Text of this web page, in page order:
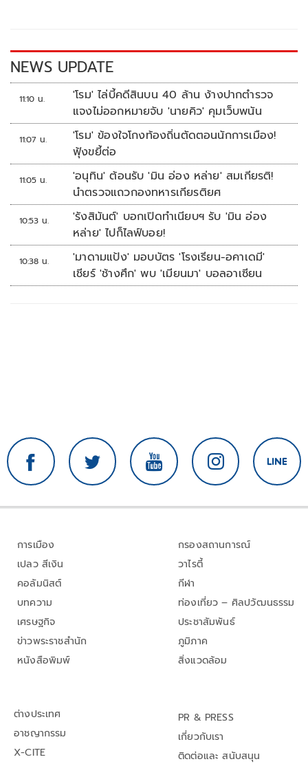
k k
NEWS UPDATE
11:10 น.
'โรม' ไล่บี้คดีสินบน 40 ล้าน ง้างปากตำรวจ
แจงไม่ออกหมายจับ 'นายคิว' คุมเว็บพนัน
11:07 น.
'โรม' ข้องใจโกงท้องถิ่นตัดตอนนักการเมือง!
ฟุ้งขยี้ต่อ
11:05 น.
'อนุทิน' ต้อนรับ 'มิน อ่อง หล่าย' สมเกียรติ!
นำตรวจแถวกองทหารเกียรติยศ
10:53 น.
'รังสิมันต์' บอกเปิดทำเนียบฯ รับ 'มิน อ่อง
หล่าย' ไปก็ไลฟ์บอย!
10:38 น.
'มาดามแป้ง' มอบบัตร 'โรงเรียน-อคาเดมี'
เชียร์ 'ช้างศึก' พบ 'เมียนมา' บอลอาเซียน
การเมือง
เปลว สีเงิน
คอลัมนิสต์
บทความ
เศรษฐกิจ
ข่าวพระราชสำนัก
หนังสือพิมพ์
กรองสถานการณ์
วาไรตี้
กีฬา
ท่องเที่ยว – ศิลปวัฒนธรรม
ประชาสัมพันธ์
ภูมิภาค
สิ่งแวดล้อม
ต่างประเทศ
อาชญากรรม
X-CITE
PR & PRESS
เกี่ยวกับเรา
ติดต่อและ สนับสนุน